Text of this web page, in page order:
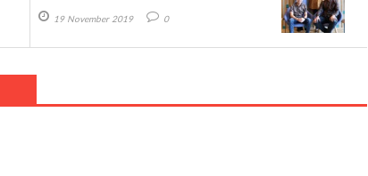
19 November 2019 0